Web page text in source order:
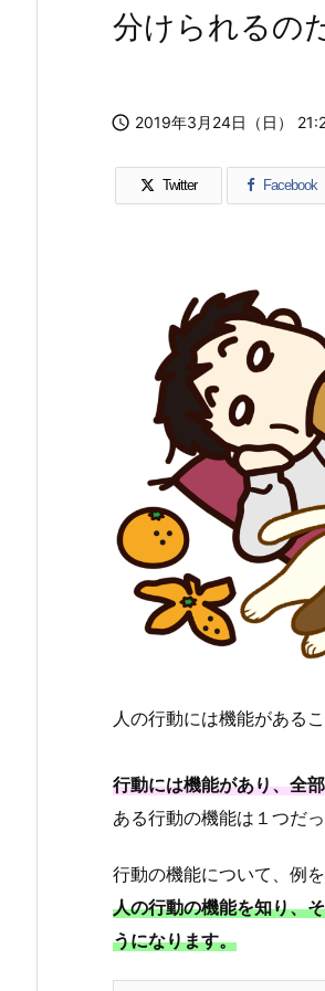
分けられるの
 2019年3月24日（日）
Twitter Facebook
人の行動には機能がある
行動には機能があり、全
ある行動の機能は１つだ
行動の機能について、例
人の行動の機能を知り、
うになります。